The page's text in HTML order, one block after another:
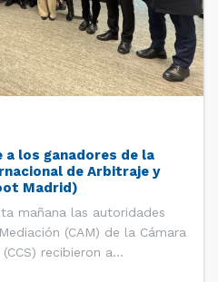
a los ganadores de la
de Arbitraje y
Madrid)
mañana las autoridades
(CAM) de la Cámara
recibieron a